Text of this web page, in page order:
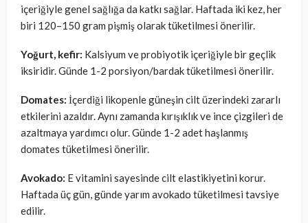
içeriğiyle genel sağlığa da katkı sağlar. Haftada iki kez, her
biri 120–150 gram pişmiş olarak tüketilmesi önerilir.
Yoğurt, kefir: Kalsiyum ve probiyotik içeriğiyle bir geçlik
iksiridir. Günde 1-2 porsiyon/bardak tüketilmesi önerilir.
Domates: İçerdiği likopenle güneşin cilt üzerindeki zararlı
etkilerini azaldır. Aynı zamanda kırışıklık ve ince çizgileri de
azaltmaya yardımcı olur. Günde 1-2 adet haşlanmış
domates tüketilmesi önerilir.
Avokado: E vitamini sayesinde cilt elastikiyetini korur.
Haftada üç gün, günde yarım avokado tüketilmesi tavsiye
edilir.